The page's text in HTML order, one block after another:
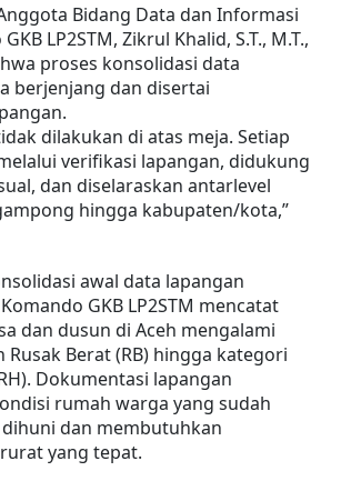
Bidang Data dan Informasi
LP2STM, Zikrul Khalid, S.T., M.T.,
proses konsolidasi data
berjenjang dan disertai
dilakukan di atas meja. Setiap
verifikasi lapangan, didukung
dan diselaraskan antarlevel
hingga kabupaten/kota,”
awal data lapangan
GKB LP2STM mencatat
dan dusun di Aceh mengalami
Berat (RB) hingga kategori
Dokumentasi lapangan
rumah warga yang sudah
dan membutuhkan
yang tepat.